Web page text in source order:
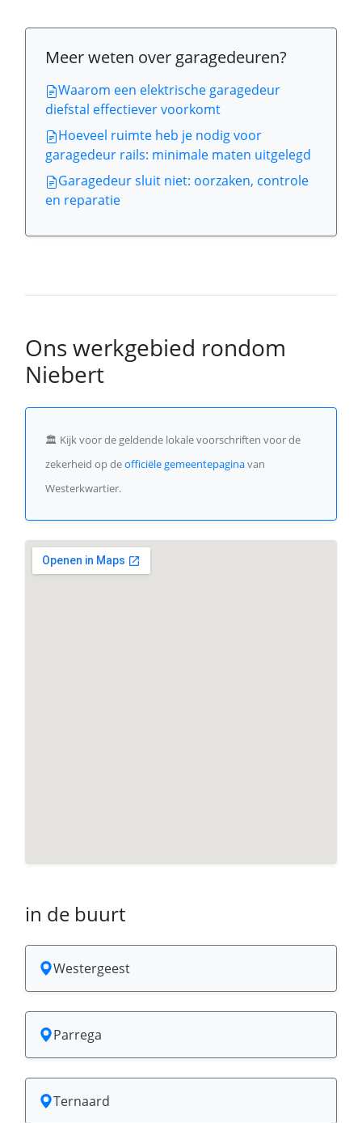
Meer weten over garagedeuren?
Waarom een elektrische garagedeur
diefstal effectiever voorkomt
Hoeveel ruimte heb je nodig voor
garagedeur rails: minimale maten uitgelegd
Garagedeur sluit niet: oorzaken, controle
en reparatie
Ons werkgebied rondom
Niebert
🏛️ Kijk voor de geldende lokale voorschriften voor de
zekerheid op deofficiële gemeentepaginavan
Westerkwartier.
in de buurt
Westergeest
Parrega
Ternaard